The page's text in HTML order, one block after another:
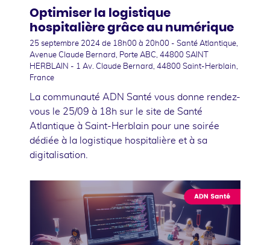
Optimiser la logistique
hospitalière grâce au numérique
25 septembre 2024 de 18h00 à 20h00 - Santé Atlantique,
Avenue Claude Bernard, Porte ABC, 44800 SAINT
HERBLAIN - 1 Av. Claude Bernard, 44800 Saint-Herblain,
France
La communauté ADN Santé vous donne rendez-
vous le 25/09 à 18h sur le site de Santé
Atlantique à Saint-Herblain pour une soirée
dédiée à la logistique hospitalière et à sa
digitalisation.